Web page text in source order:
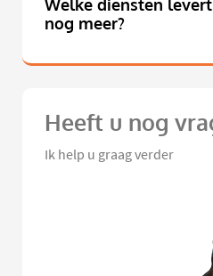
Welke diensten
nog meer?
Heeft u nog
Ik help u graag verder